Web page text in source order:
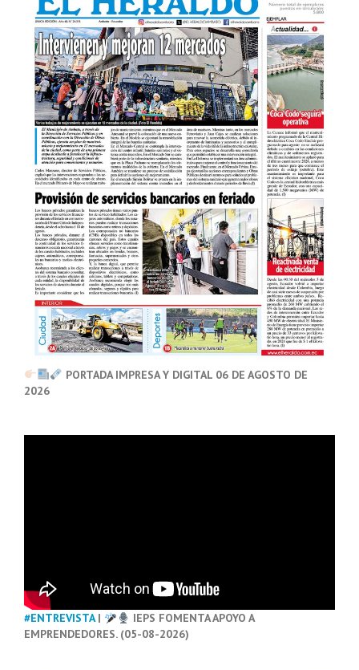
PORTADA IMPRESA Y DIGITAL 06 DE AGOSTO DE
2026
#ENTREVISTA|
IEPS FOMENTA APOYO A
EMPRENDEDORES. (05-08-2026)